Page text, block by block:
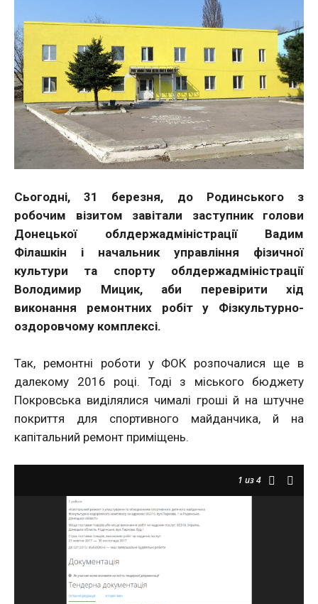
Сьогодні, 31 березня, до Родинського з
робочим візитом завітали заступник голови
Донецької облдержадміністрації Вадим
Філашкін і начальник управління фізичної
культури та спорту облдержадміністрації
Володимир Мицик, аби перевірити хід
виконання ремонтних робіт у Фізкультурно-
оздоровчому комплексі.
Так, ремонтні роботи у ФОК розпочалися ще в
далекому 2016 році. Тоді з міського бюджету
Покровська виділялися чималі гроші й на штучне
покриття для спортивного майданчика, й на
капітальний ремонт приміщень.
1 из 4